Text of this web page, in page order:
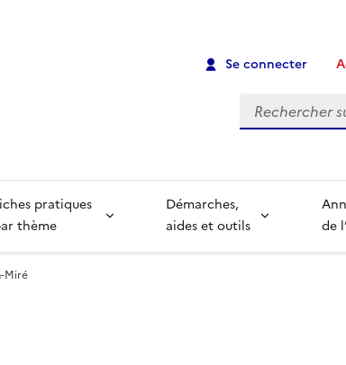
Se connecter
Recherche
pratiques
thème
Démarches,
aides et outils
de
Miré